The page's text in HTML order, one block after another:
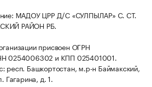
МАДОУ ЦРР Д/С «СУЛПЫЛАР» С. СТ.
РАЙОН РБ.
присвоен ОГРН
0254006302 и КПП 025401001.
респ. Башкортостан, м.р-н Баймакский,
Гагарина, д. 1.